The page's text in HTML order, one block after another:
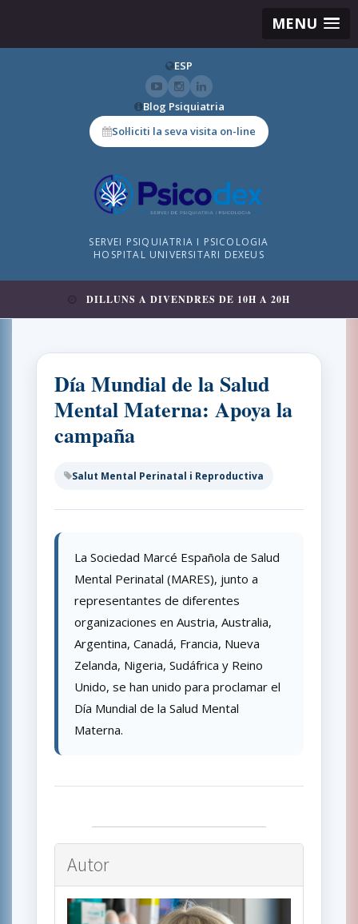
MENU
ESP
Blog Psiquiatria
Sol·liciti la seva visita on-line
SERVEI PSIQUIATRIA I PSICOLOGIA
HOSPITAL UNIVERSITARI DEXEUS
DILLUNS A DIVENDRES DE 10H A 20H
Día Mundial de la Salud
Mental Materna: Apoya la
campaña
Salut Mental Perinatal i Reproductiva
La Sociedad Marcé Española de Salud
Mental Perinatal (MARES), junto a
representantes de diferentes
organizaciones en Austria, Australia,
Argentina, Canadá, Francia, Nueva
Zelanda, Nigeria, Sudáfrica y Reino
Unido, se han unido para proclamar el
Día Mundial de la Salud Mental
Materna.
Autor